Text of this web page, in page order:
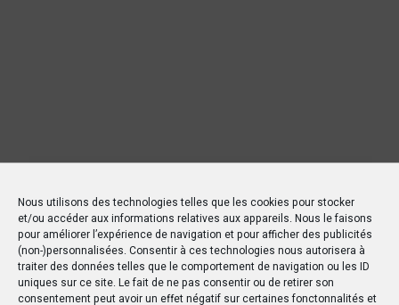
Nous utilisons des technologies telles que les cookies pour stocker
et/ou accéder aux informations relatives aux appareils. Nous le faisons
pour améliorer l’expérience de navigation et pour afficher des publicités
(non-)personnalisées. Consentir à ces technologies nous autorisera à
traiter des données telles que le comportement de navigation ou les ID
uniques sur ce site. Le fait de ne pas consentir ou de retirer son
consentement peut avoir un effet négatif sur certaines fonctonnalités et